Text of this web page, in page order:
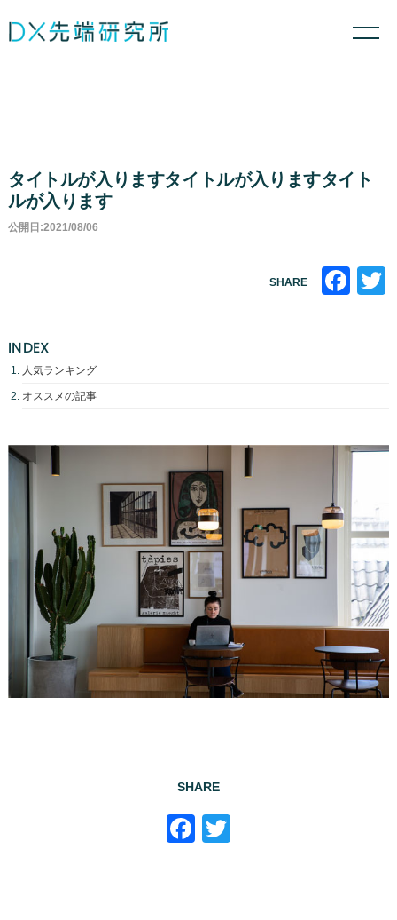
タイトルが入りますタイトルが入りますタイト
ルが入ります
公開日:2021/08/06
SHARE
INDEX
人気ランキング
オススメの記事
SHARE
Facebook